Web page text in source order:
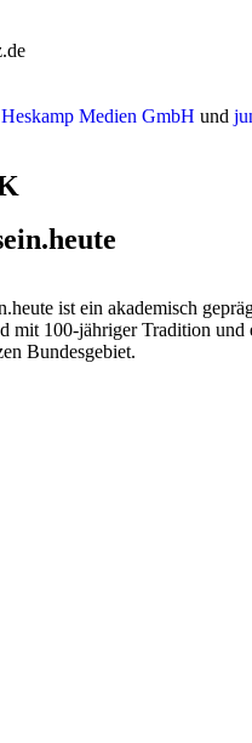
Heskamp Medien GmbH und
ist ein akademisch
mit 100-jähriger Tradition und
Bundesgebiet.